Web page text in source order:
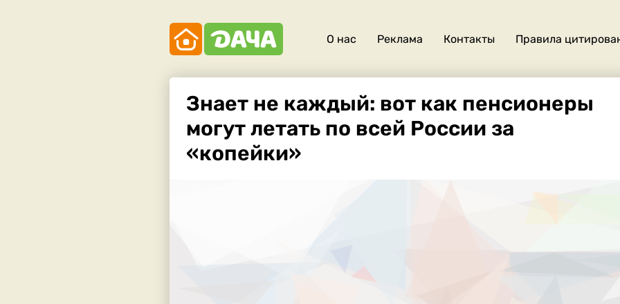
нас
О нас Реклама Контакты Правила
Знает не каждый: вот как пенсионеры
могут летать по всей России за
«копейки»